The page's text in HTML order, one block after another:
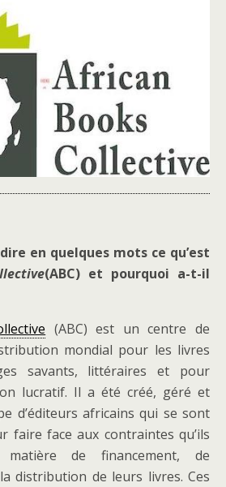
en quelques mots ce qu’est
(ABC) et pourquoi a-t-il
(ABC) est un centre de
mondial pour les livres
savants, littéraires et pour
lucratif. Il a été créé, géré et
d’éditeurs africains qui se sont
faire face aux contraintes qu’ils
de financement, de
distribution de leurs livres. Ces